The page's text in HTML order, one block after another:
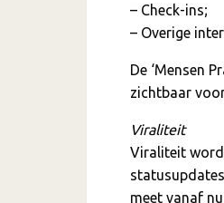
– Check-ins;
– Overige
De ‘Mensen
zichtbaar
Viraliteit
Viraliteit
meet vanaf